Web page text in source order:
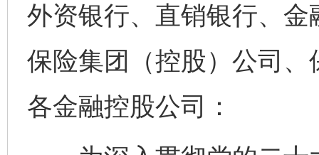
外资银行、直销银行、
保险集团（控股）公司
各金融控股公司：